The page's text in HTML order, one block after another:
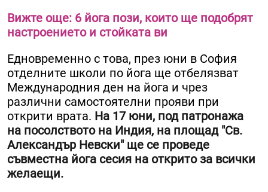
Вижте още: 6 йога пози, които ще подобрят
настроението и стойката ви
Едновременно с това, през юни в София
отделните школи по йога ще отбелязват
Международния ден на йога и чрез
различни самостоятелни прояви при
открити врата. На 17 юни, под патронажа
на посолството на Индия, на площад "Св.
Александър Невски" ще се проведе
съвместна йога сесия на открито за всички
желаещи.